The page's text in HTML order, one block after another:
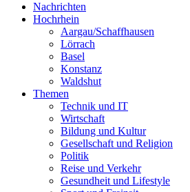
Nachrichten
Hochrhein
Aargau/Schaffhausen
Lörrach
Basel
Konstanz
Waldshut
Themen
Technik und IT
Wirtschaft
Bildung und Kultur
Gesellschaft und Religion
Politik
Reise und Verkehr
Gesundheit und Lifestyle